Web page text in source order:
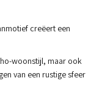
creëert een
woonstijl, maar ook
van een rustige sfeer